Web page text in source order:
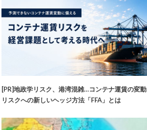
[PR]地政学リスク、港湾混雑…コンテナ運賃の変動
リスクへの新しいヘッジ方法「FFA」とは